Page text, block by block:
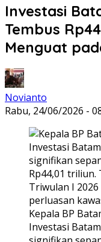
Investasi
Tembus
Menguat
Novianto
Rabu, 24/06/2026 -
Kepala BP
Investasi